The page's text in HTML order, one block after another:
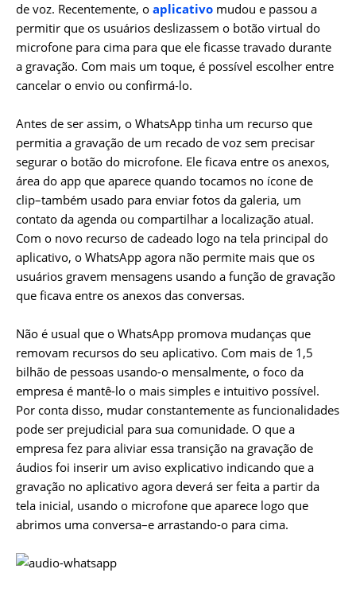
de voz. Recentemente, o aplicativo mudou e passou a
permitir que os usuários deslizassem o botão virtual do
microfone para cima para que ele ficasse travado durante
a gravação. Com mais um toque, é possível escolher entre
cancelar o envio ou confirmá-lo.
Antes de ser assim, o WhatsApp tinha um recurso que
permitia a gravação de um recado de voz sem precisar
segurar o botão do microfone. Ele ficava entre os anexos,
área do app que aparece quando tocamos no ícone de
clip–também usado para enviar fotos da galeria, um
contato da agenda ou compartilhar a localização atual.
Com o novo recurso de cadeado logo na tela principal do
aplicativo, o WhatsApp agora não permite mais que os
usuários gravem mensagens usando a função de gravação
que ficava entre os anexos das conversas.
Não é usual que o WhatsApp promova mudanças que
removam recursos do seu aplicativo. Com mais de 1,5
bilhão de pessoas usando-o mensalmente, o foco da
empresa é mantê-lo o mais simples e intuitivo possível.
Por conta disso, mudar constantemente as funcionalidades
pode ser prejudicial para sua comunidade. O que a
empresa fez para aliviar essa transição na gravação de
áudios foi inserir um aviso explicativo indicando que a
gravação no aplicativo agora deverá ser feita a partir da
tela inicial, usando o microfone que aparece logo que
abrimos uma conversa–e arrastando-o para cima.